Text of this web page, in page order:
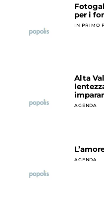
per i
IN PRIMO
Alta
AGENDA
AGENDA